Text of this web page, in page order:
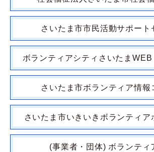
さいたま市市民活動サポート
ボランティアシティさいたまWEB
さいたま市ボランティア情報
さいたま市いきいきボランティア
(事業者・団体) ボランティ